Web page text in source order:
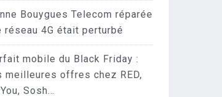
Bouygues Telecom réparée
réseau 4G était perturbé
mobile du Black Friday :
meilleures offres chez RED,
Sosh…